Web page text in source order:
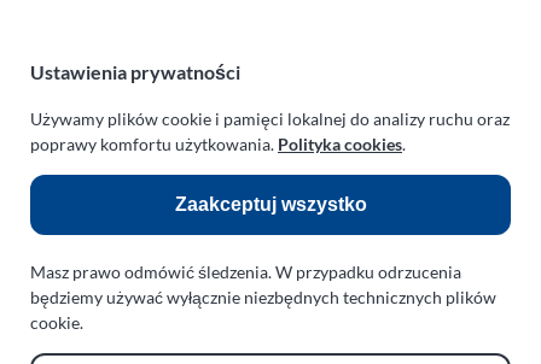
Odnośniki:
Flight Operations Consulting
Bolling Modellballone
Motopark Koszalin
Rodzina Wolarków
Ustawienia prywatności
Używamy plików cookie i pamięci lokalnej do analizy ruchu oraz
poprawy komfortu użytkowania. Polityka cookies.
Zaakceptuj wszystko
Masz prawo odmówić śledzenia. W przypadku odrzucenia
będziemy używać wyłącznie niezbędnych technicznych plików
cookie.